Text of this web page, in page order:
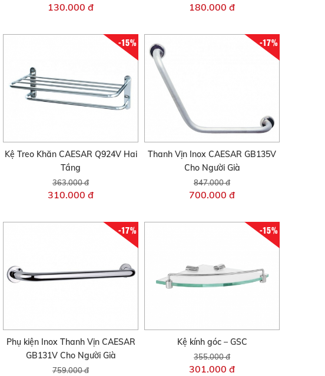
130.000 đ 180.000 đ
-15%
Kệ Treo Khăn CAESAR Q924V Hai
Tầng
363.000 đ
310.000 đ
-17%
Thanh Vịn Inox CAESAR GB135V
Cho Người Già
847.000 đ
700.000 đ
-17%
Phụ kiện Inox Thanh Vịn CAESAR
GB131V Cho Người Già
759.000 đ
-15%
Kệ kính góc – GSC
355.000 đ
301.000 đ